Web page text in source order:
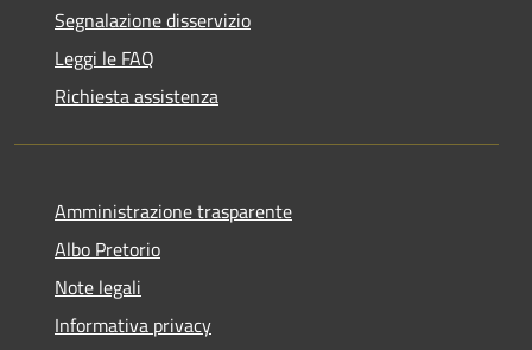
Segnalazione disservizio
Leggi le FAQ
Richiesta assistenza
Amministrazione trasparente
Albo Pretorio
Note legali
Informativa privacy